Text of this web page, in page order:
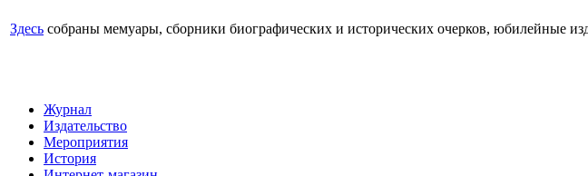
Здесь собраны мемуары, сборники биографических и исторических очерков, юбилейные
Журнал
Издательство
Мероприятия
История